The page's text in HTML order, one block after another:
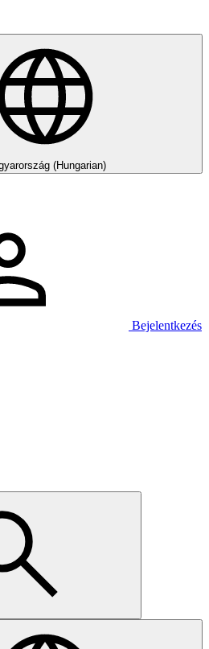
(Hungarian)
Bejelentkezés